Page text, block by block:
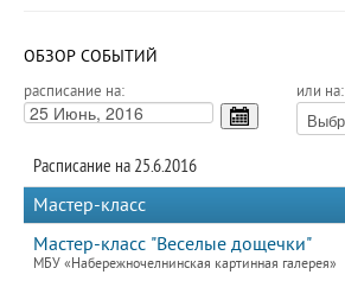
ОБЗОР СОБЫТИЙ
расписание на: или на:
Расписание на 25.6.2016
Мастер-класс
Мастер-класс "Веселые дощечки"
МБУ «Набережночелнинская картинная галерея»